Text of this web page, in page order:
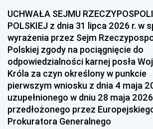
UCHWAŁA SEJMU
POLSKIEJ z dnia 31 lipca 2026 r. w
wyrażenia przez Sejm
Polskiej zgody na pociągnięcie do
odpowiedzialności karnej posła
Króla za czyn określony w punkcie
pierwszym wniosku z dnia 4 maja
uzupełnionego w dniu 28 maja
przedłożonego przez
Prokuratora Generalnego